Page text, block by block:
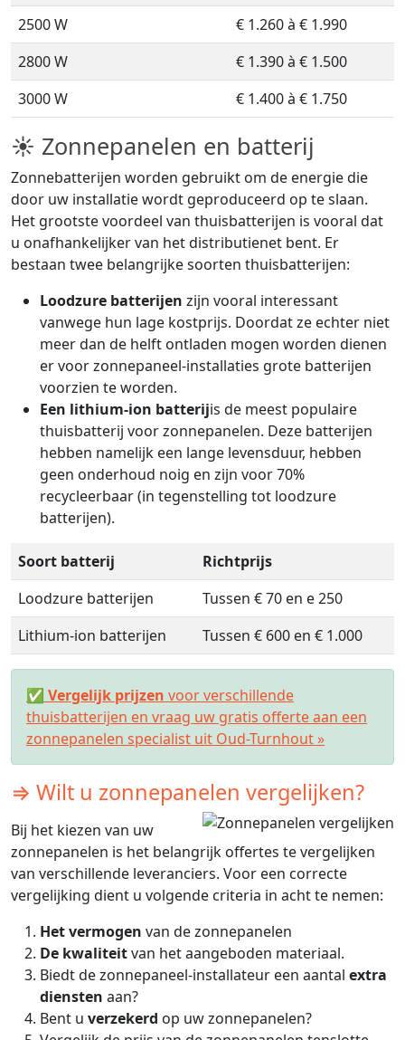
2500 W
€ 1.260 à € 1.990
2800 W
€ 1.390 à € 1.500
3000 W
€ 1.400 à € 1.750
☀ Zonnepanelen en batterij
Zonnebatterijen worden gebruikt om de energie die
door uw installatie wordt geproduceerd op te slaan.
Het grootste voordeel van thuisbatterijen is vooral dat
u onafhankelijker van het distributienet bent. Er
bestaan twee belangrijke soorten thuisbatterijen:
Loodzure batterijen zijn vooral interessant
vanwege hun lage kostprijs. Doordat ze echter niet
meer dan de helft ontladen mogen worden dienen
er voor zonnepaneel-installaties grote batterijen
voorzien te worden.
Een lithium-ion batterijis de meest populaire
thuisbatterij voor zonnepanelen. Deze batterijen
hebben namelijk een lange levensduur, hebben
geen onderhoud noig en zijn voor 70%
recycleerbaar (in tegenstelling tot loodzure
batterijen).
Soort batterij
Richtprijs
Loodzure batterijen
Tussen € 70 en e 250
Lithium-ion batterijen
Tussen € 600 en € 1.000
✅ Vergelijk prijzen voor verschillende
thuisbatterijen en vraag uw gratis offerte aan een
zonnepanelen specialist uit Oud-Turnhout »
⇒ Wilt u zonnepanelen vergelijken?
Bij het kiezen van uw
zonnepanelen is het belangrijk offertes te vergelijken
van verschillende leveranciers. Voor een correcte
vergelijking dient u volgende criteria in acht te nemen:
Het vermogen van de zonnepanelen
De kwaliteitvan het aangeboden materiaal.
Biedt de zonnepaneel-installateur een aantal extra
diensten aan?
Bent u verzekerd op uw zonnepanelen?